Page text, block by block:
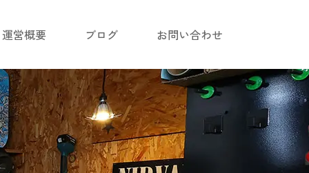
運営概要 ブログ お問い合わせ